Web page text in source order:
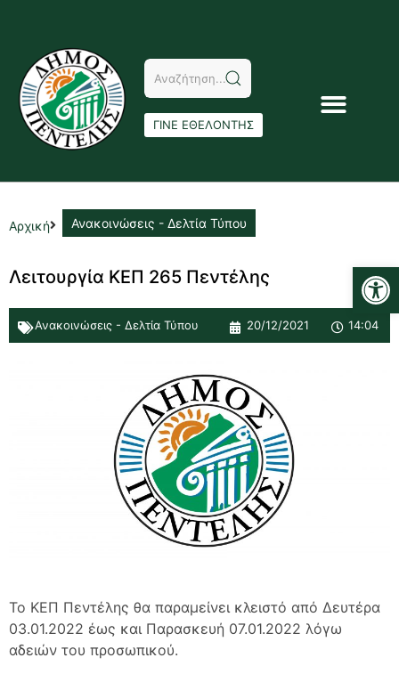
ΓΙΝΕ ΕΘΕΛΟΝΤΗΣ
Αρχική Ανακοινώσεις - Δελτία Τύπου
Λειτουργία ΚΕΠ 265 Πεντέλης
Ανακοινώσεις - Δελτία Τύπου 20/12/2021 14:04
Το ΚΕΠ Πεντέλης θα παραμείνει κλειστό από Δευτέρα
03.01.2022 έως και Παρασκευή 07.01.2022 λόγω
αδειών του προσωπικού.